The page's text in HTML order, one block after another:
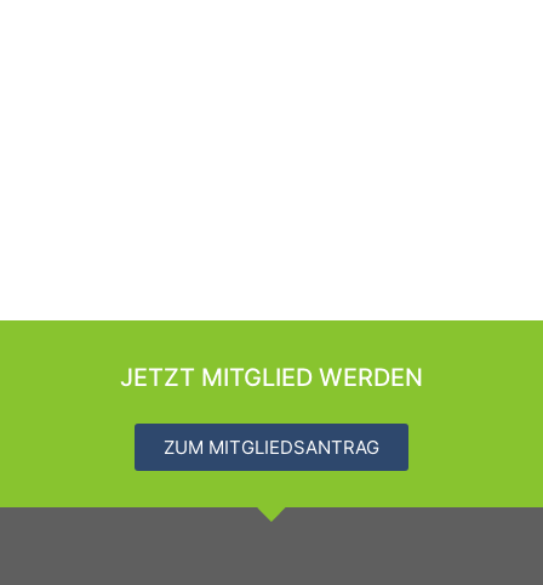
JETZT MITGLIED WERDEN
ZUM MITGLIEDSANTRAG